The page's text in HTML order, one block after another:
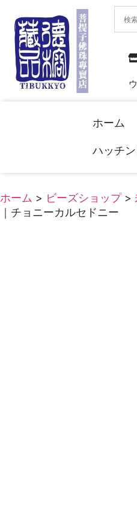
ホーム
ハッチ
ホーム > ビーズショップ>
｜チョニーカルセドニー